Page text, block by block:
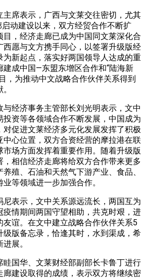
主席表示，广西与文莱交往密切，尤其
动建设以来，双方经贸合作不断扩
目，经济走廊已成为中国同文莱深化合
西愿与文方携手同心，以签署升级版经
为新起点，落实好两国领导人达成的重
成中国—东盟东增区合作和“陆海新
，为推动中文战略合作伙伴关系得到
经济事务主管部长刘光明表示，文中
资等各领域合作不断发展，中国成为
促进文莱经济多元化发展发挥了积极
心位置，双方合资经营的摩拉港在联
场方面发挥着重要作用。随着升级版
相信经济走廊将给双方合作带来更多
殖、石油和天然气下游产业、食品、
等领域进一步加强合作。
表示，文中关系源远流长，两国互为
疫情期间两国守望相助，共克时艰，进
谊。在文中建立战略合作伙伴关系5
级版备忘录，恰逢其时，水到渠成，希
展。
眭国华、文莱财经部副部长卡鲁丁进行
廊建设取得的成绩，表示双方将继续密